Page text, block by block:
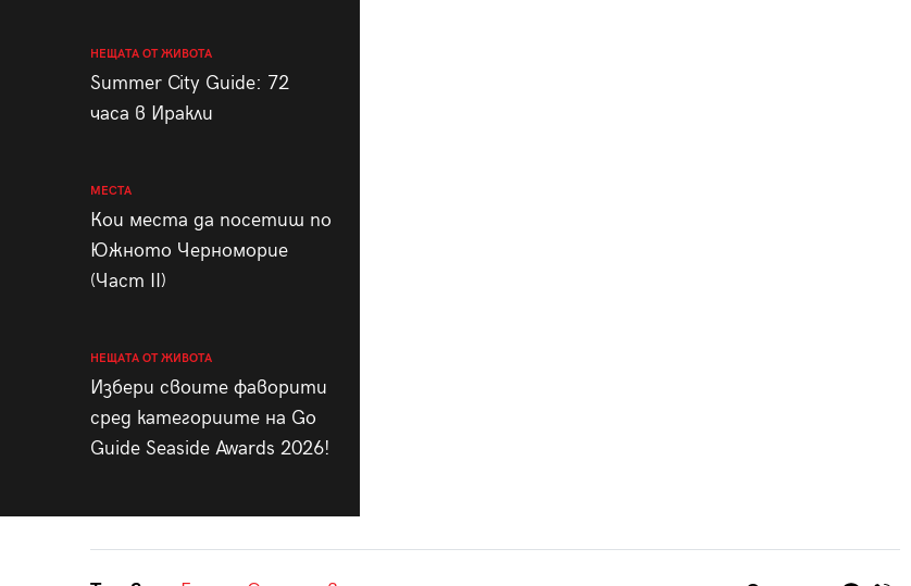
НЕЩАТА ОТ ЖИВОТА
Summer City Guide: 72
часа в Иракли
МЕСТА
Кои места да посетиш по
Южното Черноморие
(Част II)
НЕЩАТА ОТ ЖИВОТА
Избери своите фаворити
сред категориите на Go
Guide Seaside Awards 2026!